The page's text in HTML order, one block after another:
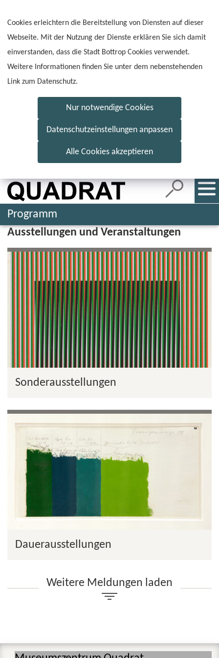
Cookies erleichtern die Bereitstellung von Diensten auf dieser
Webseite. Mit der Nutzung der Dienste erklären Sie sich damit
einverstanden, dass die Stadt Bottrop Cookies verwendet.
Weitere Informationen finden Sie unter dem nebenstehenden
Link zum Datenschutz.
Nur notwendige Cookies
Datenschutzeinstellungen anpassen
Alle Cookies akzeptieren
Programm
Ausstellungen und Veranstaltungen
Sonderausstellungen
Dauerausstellungen
Weitere Meldungen laden